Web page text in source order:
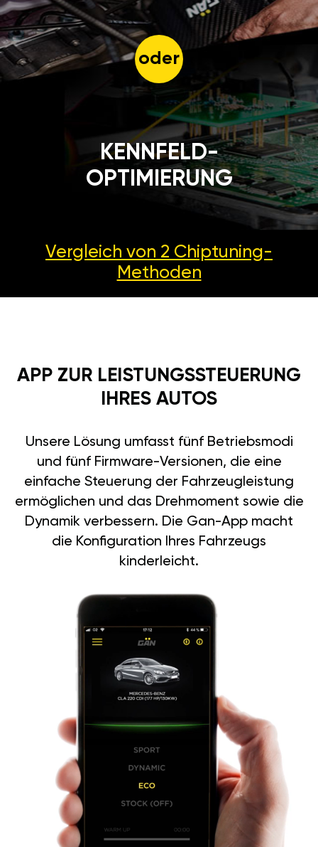
oder
KENNFELD-
OPTIMIERUNG
Vergleich von 2 Chiptuning-
Methoden
APP ZUR LEISTUNGSSTEUERUNG
IHRES AUTOS
Unsere Lösung umfasst fünf Betriebsmodi
und fünf Firmware-Versionen, die eine
einfache Steuerung der Fahrzeugleistung
ermöglichen und das Drehmoment sowie die
Dynamik verbessern. Die Gan-App macht
die Konfiguration Ihres Fahrzeugs
kinderleicht.